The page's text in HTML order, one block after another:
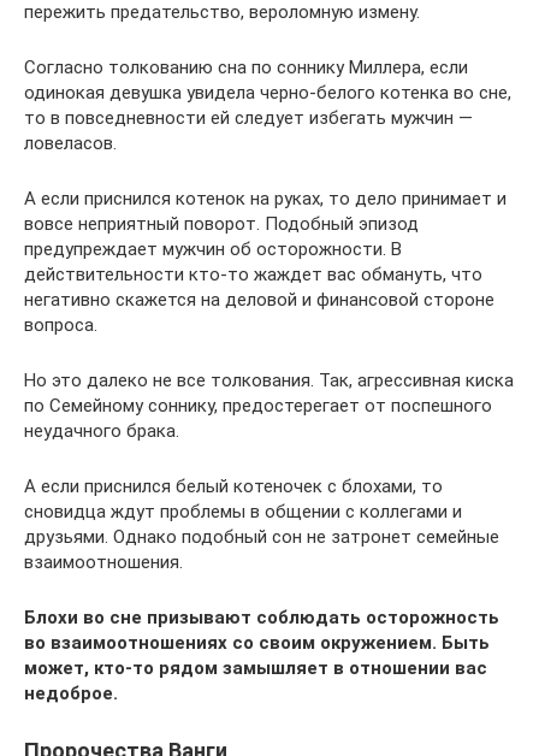
пережить предательство, вероломную измену.
Согласно толкованию сна по соннику Миллера, если
одинокая девушка увидела черно-белого котенка во сне,
то в повседневности ей следует избегать мужчин —
ловеласов.
А если приснился котенок на руках, то дело принимает и
вовсе неприятный поворот. Подобный эпизод
предупреждает мужчин об осторожности. В
действительности кто-то жаждет вас обмануть, что
негативно скажется на деловой и финансовой стороне
вопроса.
Но это далеко не все толкования. Так, агрессивная киска
по Семейному соннику, предостерегает от поспешного
неудачного брака.
А если приснился белый котеночек с блохами, то
сновидца ждут проблемы в общении с коллегами и
друзьями. Однако подобный сон не затронет семейные
взаимоотношения.
Блохи во сне призывают соблюдать осторожность
во взаимоотношениях со своим окружением. Быть
может, кто-то рядом замышляет в отношении вас
недоброе.
Пророчества Ванги